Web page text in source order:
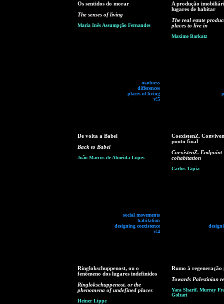
Os sentidos do morar
The senses of living
Maria Inês Assumpção Fernandes
madness
differences
places of living
v!5
A produção
lugares de habitar
The real estate
places to live in
Maxime Barkatz
De volta a Babel
Back to Babel
João Marcos de Almeida Lopes
social movements
habitation
designing coexistence
v!4
CoexistenZ.
punto final
CoexistenZ. Endpoint
cohabitation
Carlos Tapia
Ringlokschuppenost, ou o
fenômeno dos lugares indefinidos
Ringlokschuppenost, or the
phenomena of undefined places
Heiner Lippe
Rumo à regeneração
Towards Palestinian
Yara Sharif, Murray
Golzari